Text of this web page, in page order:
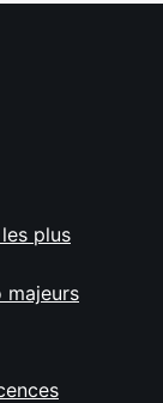
plus
majeurs